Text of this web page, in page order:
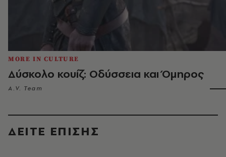
MORE IN CULTURE
Δύσκολο κουίζ: Οδύσσεια και Όμηρος
A.V. Team
ΔΕΙΤΕ ΕΠΙΣΗΣ